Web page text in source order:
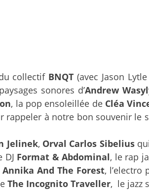
collectif BNQT (avec Jason
sonores d’Andrew
, la pop ensoleillée de Cléa
rappeler à notre bon souvenir le
Jelinek, Orval Carlos Sibelius
DJ Format & Abdominal, le rap
Annika And The Forest, l’electro
The Incognito Traveller, le jazz